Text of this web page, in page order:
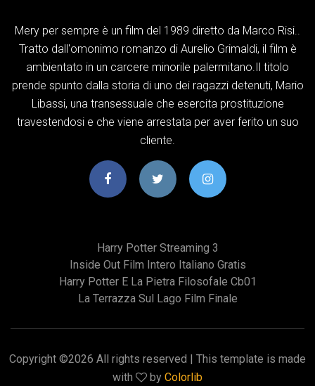
Mery per sempre è un film del 1989 diretto da Marco Risi..
Tratto dall'omonimo romanzo di Aurelio Grimaldi, il film è
ambientato in un carcere minorile palermitano.Il titolo
prende spunto dalla storia di uno dei ragazzi detenuti, Mario
Libassi, una transessuale che esercita prostituzione
travestendosi e che viene arrestata per aver ferito un suo
cliente.
Harry Potter Streaming 3
Inside Out Film Intero Italiano Gratis
Harry Potter E La Pietra Filosofale Cb01
La Terrazza Sul Lago Film Finale
Copyright ©2026 All rights reserved | This template is made
with
by Colorlib